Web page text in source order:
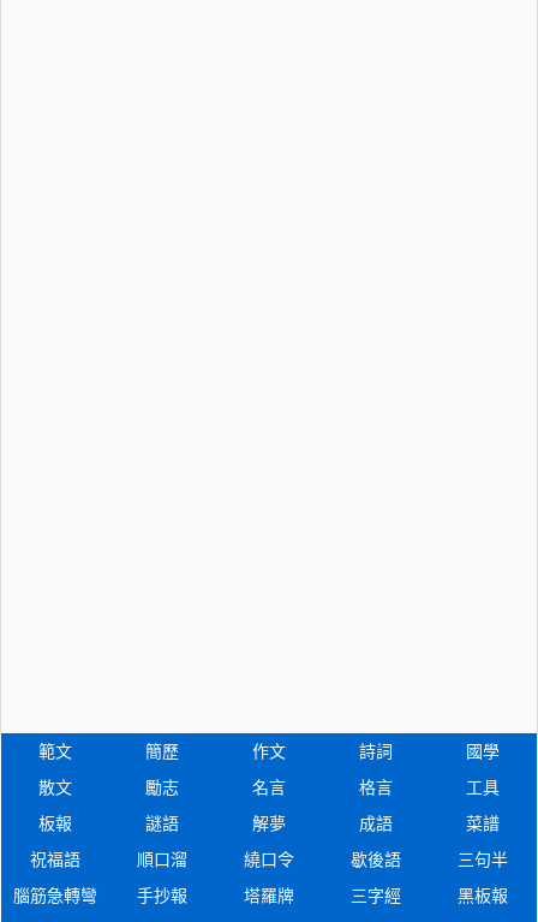
範文 簡歷 作文 詩詞
國學
散文
勵志 名言 格言
工具
板報
謎語 解夢 成語
菜譜
祝福語
順口溜 繞口令 歇後語
三句半
腦筋急轉彎
手抄報 塔羅牌 三字經 黑板報